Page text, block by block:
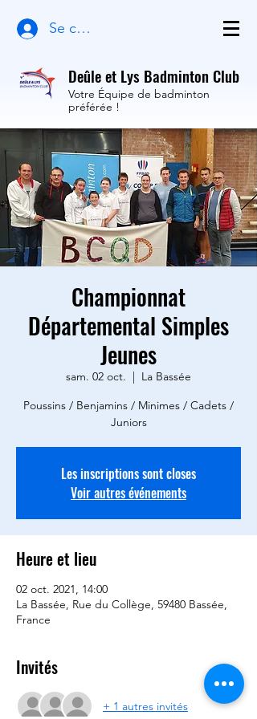
Se connecter
Deûle et Lys Badminton Club
Votre Équipe de badminton
préférée !
Championnat
Départemental Simples
Jeunes
sam. 02 oct.
  |
La Bassée
Poussins / Benjamins / Minimes / Cadets /
Juniors
Les inscriptions sont closes
Voir autres événements
Heure et lieu
02 oct. 2021, 14:00
La Bassée, Rue du Collège, 59480 Bassée,
France
Invités
+ 1 autres invités